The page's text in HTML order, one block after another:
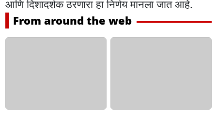
आणि दिशादर्शक ठरणारा हा निर्णय मानला जात आहे.
From around the web